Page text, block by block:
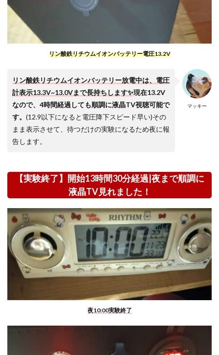
リン酸鉄リチウムイオンバッテリー電圧13.2V
マッキー
リン酸鉄リチウムイオンバッテリー放電中は、電圧
計表示13.3V~13.0Vまで長持ちします✨現在13.2V
なので、4時間経過しても順調に液晶TV視聴可能で
す。 (12.9以下になると電圧降下スピード早い)その
まま表示させて、待つだけの実験になるため夜に報
告します。
【実験終了】開始13時間30分経過|夜まで順調に
液晶TV見れました！
夜10:00実験終了